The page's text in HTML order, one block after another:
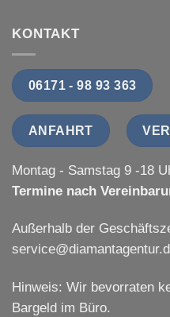
KONTAKT
06171 - 98 93 363
ANFAHRT
Montag - Samstag 9 -18
Termine nach
Außerhalb der
Hinweis: Wir bevorraten
Bargeld im Büro.